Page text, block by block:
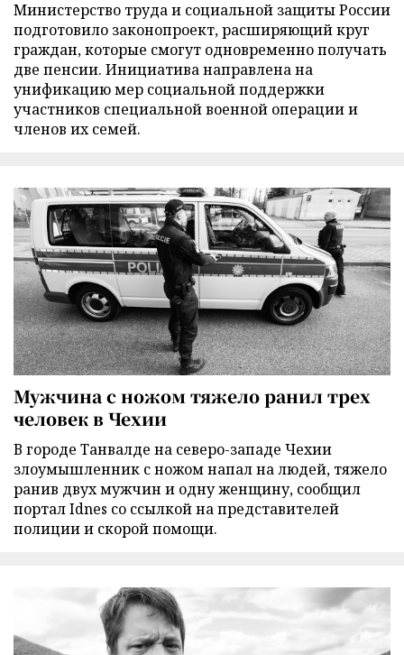
Министерство труда и социальной защиты России
подготовило законопроект, расширяющий круг
граждан, которые смогут одновременно получать
две пенсии. Инициатива направлена на
унификацию мер социальной поддержки
участников специальной военной операции и
членов их семей.
Мужчина с ножом тяжело ранил трех
человек в Чехии
В городе Танвалде на северо-западе Чехии
злоумышленник с ножом напал на людей, тяжело
ранив двух мужчин и одну женщину, сообщил
портал Idnes со ссылкой на представителей
полиции и скорой помощи.